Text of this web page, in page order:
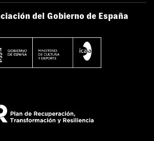
del Gobierno de España